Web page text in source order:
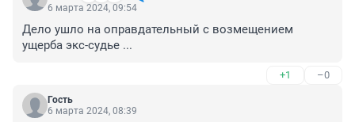
6 марта 2024, 09:54
Дело ушло на оправдательный с возмещением
ущерба экс-судье ...
+1 –0
Гость
6 марта 2024, 08:39